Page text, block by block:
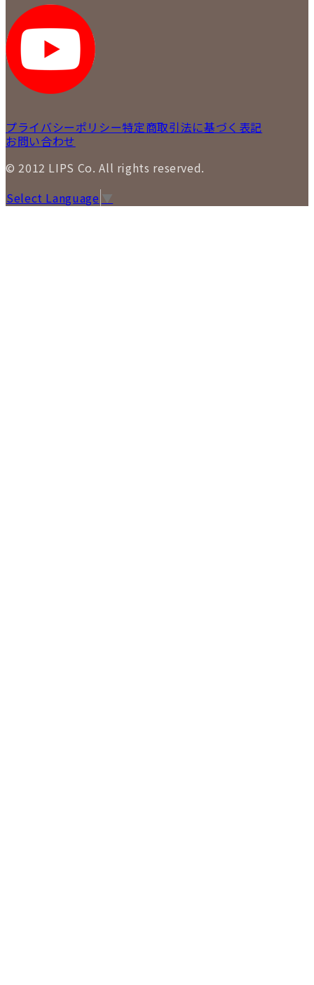
プライバシーポリシー特定商取引法に基づく表記
お問い合わせ
© 2012 LIPS Co. All rights reserved.
Select Language ▼